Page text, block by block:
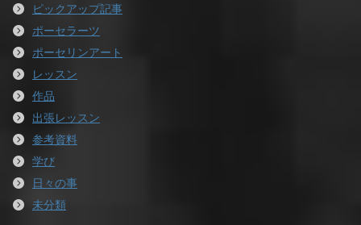
ピックアップ記事
ポーセラーツ
ポーセリンアート
レッスン
作品
出張レッスン
参考資料
学び
日々の事
未分類